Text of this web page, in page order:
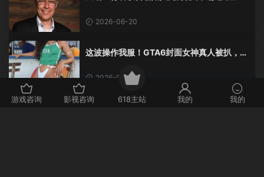
2026-06-20
这波操作我服！GTA6封面女神真人被扒，网
2026-06-20
游戏咨询 影视咨询 618主站 我的 我的